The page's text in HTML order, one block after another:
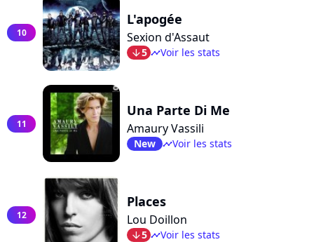
10
L'apogée
Sexion d'Assaut
arrow_bot5 timelineVoir les stats
11
Una Parte Di Me
Amaury Vassili
New timelineVoir les stats
12
Places
Lou Doillon
arrow_bot5 timelineVoir les stats